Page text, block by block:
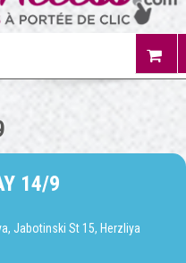
14/9
, Jabotinski St 15, Herzliya